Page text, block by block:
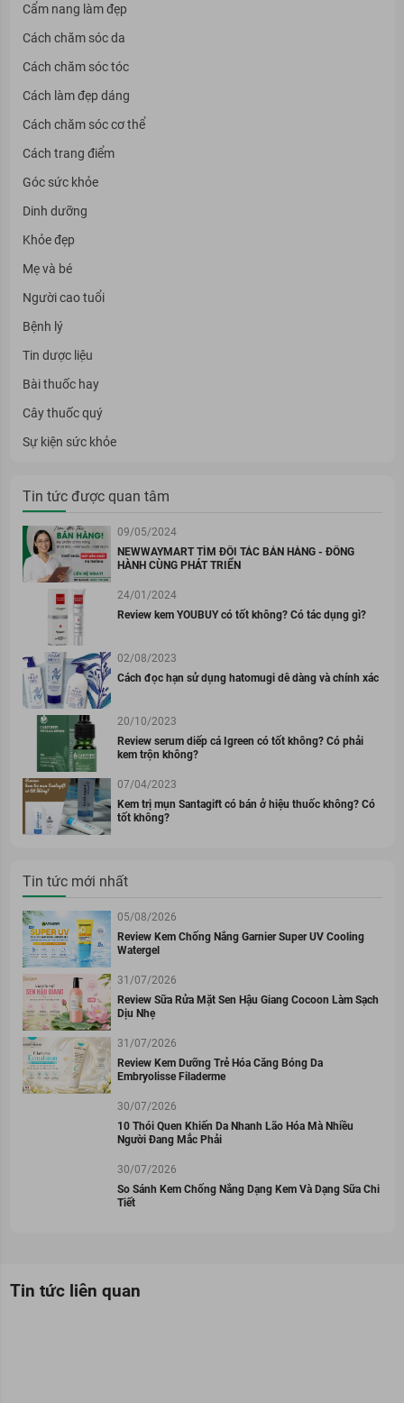
Cẩm nang làm đẹp
Cách chăm sóc da
Cách chăm sóc tóc
Cách làm đẹp dáng
Cách chăm sóc cơ thể
Cách trang điểm
Góc sức khỏe
Dinh dưỡng
Khỏe đẹp
Mẹ và bé
Người cao tuổi
Bệnh lý
Tin dược liệu
Bài thuốc hay
Cây thuốc quý
Sự kiện sức khỏe
Tin tức được quan tâm
09/05/2024
NEWWAYMART TÌM ĐỐI TÁC BÁN HÀNG - ĐỒNG
HÀNH CÙNG PHÁT TRIỂN
24/01/2024
Review kem YOUBUY có tốt không? Có tác dụng gì?
02/08/2023
Cách đọc hạn sử dụng hatomugi dễ dàng và chính xác
20/10/2023
Review serum diếp cá Igreen có tốt không? Có phải
kem trộn không?
07/04/2023
Kem trị mụn Santagift có bán ở hiệu thuốc không? Có
tốt không?
Tin tức mới nhất
05/08/2026
Review Kem Chống Nắng Garnier Super UV Cooling
Watergel
31/07/2026
Review Sữa Rửa Mặt Sen Hậu Giang Cocoon Làm Sạch
Dịu Nhẹ
31/07/2026
Review Kem Dưỡng Trẻ Hóa Căng Bóng Da
Embryolisse Filaderme
30/07/2026
10 Thói Quen Khiến Da Nhanh Lão Hóa Mà Nhiều
Người Đang Mắc Phải
30/07/2026
So Sánh Kem Chống Nắng Dạng Kem Và Dạng Sữa Chi
Tiết
Tin tức liên quan